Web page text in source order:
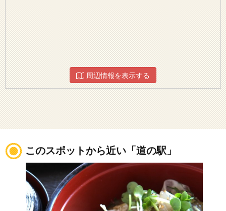
周辺情報を表示する
このスポットから近い「道の駅」